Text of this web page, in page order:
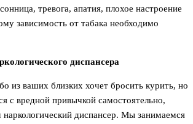
тревога, апатия, плохое настроение
зависимость от табака необходимо
диспансера
из ваших близких хочет бросить курить, но
с вредной привычкой самостоятельно,
диспансер. Мы занимаемся